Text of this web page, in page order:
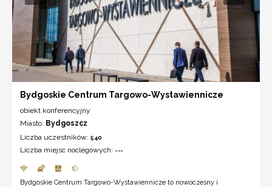
Bydgoskie Centrum Targowo-Wystawiennicze
obiekt konferencyjny
Miasto: Bydgoszcz
Liczba uczestników: 540
Liczba miejsc noclegowych: ---
Bydgoskie Centrum Targowo-Wystawiennicze to nowoczesny i